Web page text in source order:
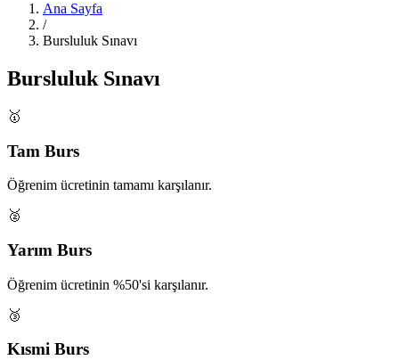
Ana Sayfa
/
Bursluluk Sınavı
Bursluluk Sınavı
🥇
Tam Burs
Öğrenim ücretinin tamamı karşılanır.
🥈
Yarım Burs
Öğrenim ücretinin %50'si karşılanır.
🥉
Kısmi Burs